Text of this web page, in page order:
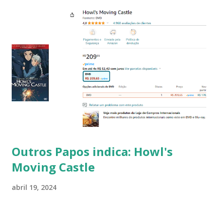
Não posso garantir quando — ou se — retornarei. Neste
momento, minha prioridade precisa ser cuidar da minha
saúde e buscar qualidade de vida dentro das limitações que
enfrento. Quero agradecer imensamente a cada um de
vocês que esteve comigo, que leu, comentou, compartilho...
Outros Papos indica: Howl's
Moving Castle
abril 19, 2024